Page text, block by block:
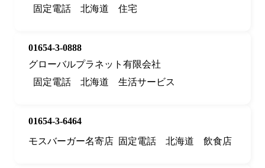
固定電話
北海道 住宅
01654-3-0888
グローバルプラネット有限会社
固定電話
北海道 生活サービス
01654-3-6464
モスバーガー名寄店 固定電話 北海道 飲食店